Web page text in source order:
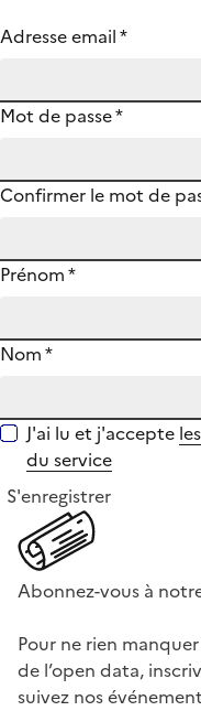
Adresse email*
Mot de passe*
Confirmer le mot de
Prénom*
Nom*
J'ai lu et j'accepte
du service
S'enregistrer
Abonnez-vous à
Pour ne rien
de l’open data,
suivez nos